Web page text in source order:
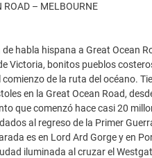
ROAD – MELBOURNE
habla hispana a Great Ocean
Victoria, bonitos pueblos
de la ruta del océano.
en la Great Ocean Road,
que comenzó hace casi 20
al regreso de la Primer
es en Lord Ard Gorge y en
iluminada al cruzar el